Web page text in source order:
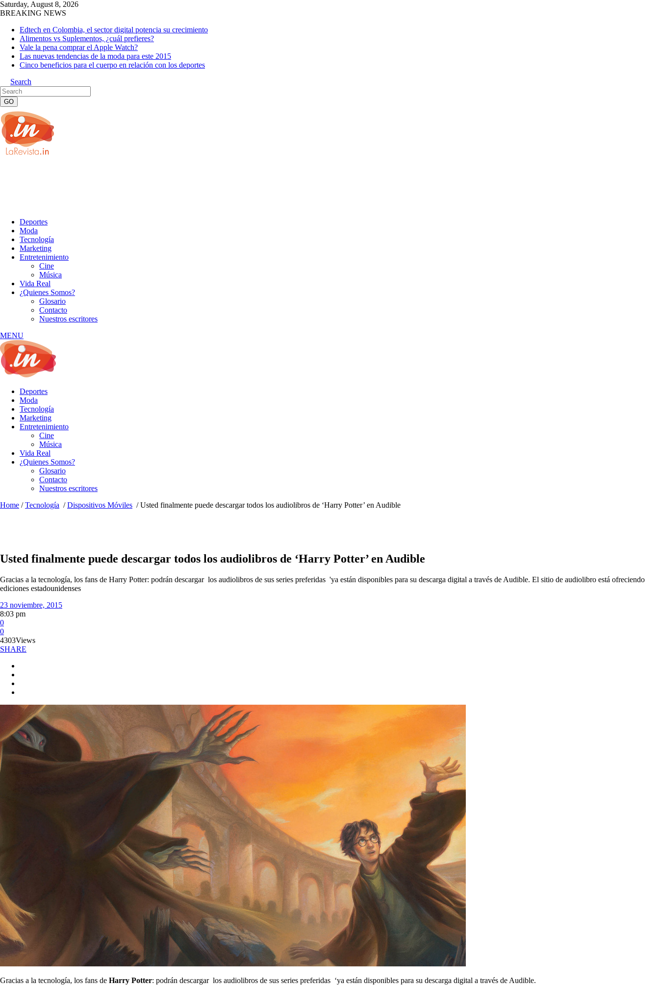
Saturday, August 8, 2026
BREAKING NEWS
Edtech en Colombia, el sector digital potencia su crecimiento
Alimentos vs Suplementos, ¿cuál prefieres?
Vale la pena comprar el Apple Watch?
Las nuevas tendencias de la moda para este 2015
Cinco beneficios para el cuerpo en relación con los deportes
Search
Deportes
Moda
Tecnología
Marketing
Entretenimiento
Cine
Música
Vida Real
¿Quienes Somos?
Glosario
Contacto
Nuestros escritores
MENU
Deportes
Moda
Tecnología
Marketing
Entretenimiento
Cine
Música
Vida Real
¿Quienes Somos?
Glosario
Contacto
Nuestros escritores
Home /Tecnología /Dispositivos Móviles /Usted finalmente puede descargar todos los audiolibros de ‘Harry Potter’ en Audible
Usted finalmente puede descargar todos los audiolibros de ‘Harry Potter’ en Audible
Gracias a la tecnología, los fans de Harry Potter: podrán descargar los audiolibros de sus series preferidas 'ya están disponibles para su descarga digital a través de Audible. El sitio de audiolibro está ofreciendo
ediciones estadounidenses
23 noviembre, 2015
8:03 pm
0
0
4303Views
SHARE
Gracias a la tecnología, los fans de Harry Potter: podrán descargar los audiolibros de sus series preferidas ‘ya están disponibles para su descarga digital a través de Audible.